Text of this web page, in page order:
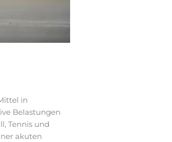
in
Belastungen
Tennis und
akuten